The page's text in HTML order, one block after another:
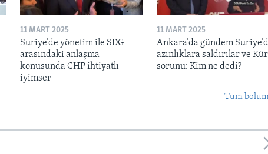
11 MART 2025
Suriye’de yönetim ile SDG
arasındaki anlaşma
konusunda CHP ihtiyatlı
iyimser
11 MART 2025
Ankara’da gündem
azınlıklara saldırılar ve
sorunu: Kim ne dedi?
Tüm